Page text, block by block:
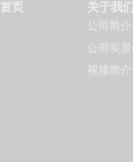
首页 关于我们
公司简介
公司实景
视频简介